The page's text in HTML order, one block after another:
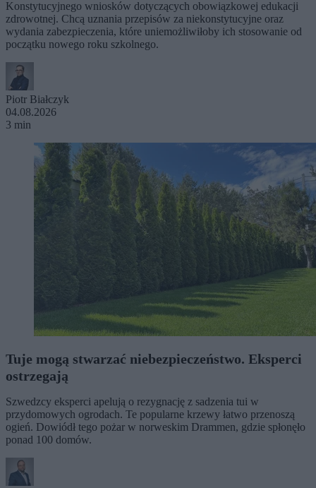
Konstytucyjnego wniosków dotyczących obowiązkowej edukacji
zdrowotnej. Chcą uznania przepisów za niekonstytucyjne oraz
wydania zabezpieczenia, które uniemożliwiłoby ich stosowanie od
początku nowego roku szkolnego.
Piotr Białczyk
04.08.2026
3 min
Tuje mogą stwarzać niebezpieczeństwo. Eksperci
ostrzegają
Szwedzcy eksperci apelują o rezygnację z sadzenia tui w
przydomowych ogrodach. Te popularne krzewy łatwo przenoszą
ogień. Dowiódł tego pożar w norweskim Drammen, gdzie spłonęło
ponad 100 domów.